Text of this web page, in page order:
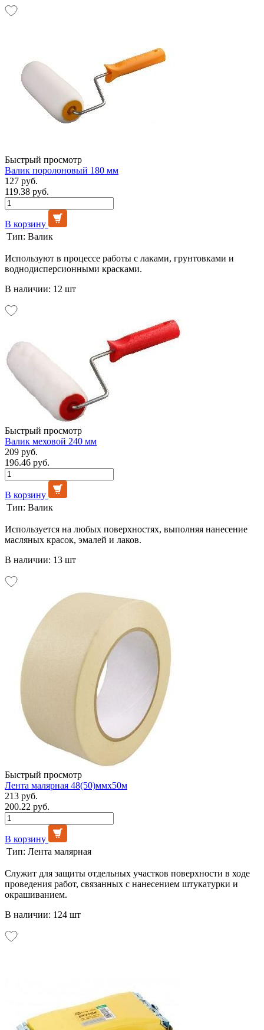
Быстрый просмотр
Валик поролоновый 180 мм
127 руб.
119.38 руб.
В корзину
Тип: Валик
Используют в процессе работы с лаками, грунтовками и
воднодисперсионными красками.
В наличии: 12 шт
Быстрый просмотр
Валик меховой 240 мм
209 руб.
196.46 руб.
В корзину
Тип: Валик
Используется на любых поверхностях, выполняя нанесение
масляных красок, эмалей и лаков.
В наличии: 13 шт
Быстрый просмотр
Лента малярная 48(50)ммх50м
213 руб.
200.22 руб.
В корзину
Тип: Лента малярная
Служит для защиты отдельных участков поверхности в ходе
проведения работ, связанных с нанесением штукатурки и
окрашиванием.
В наличии: 124 шт